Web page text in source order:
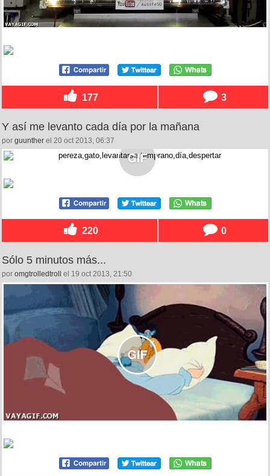
177 3
Y así me levanto cada día por la mañana
por guunther el 20 oct 2013, 06:37
220 0
Sólo 5 minutos más...
por omgtrolledtroll el 19 oct 2013, 21:50